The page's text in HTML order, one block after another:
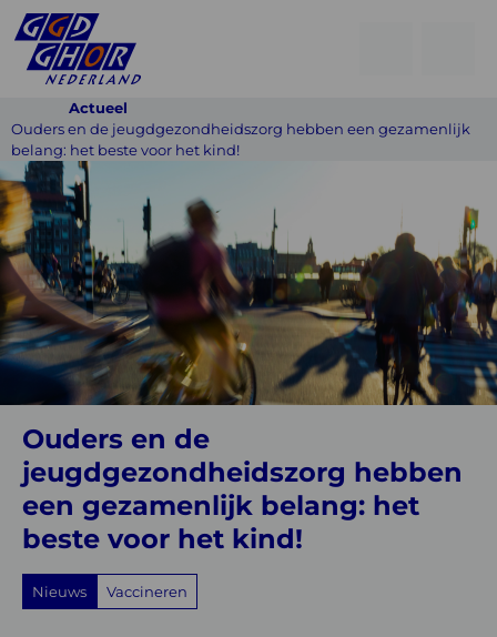
Actueel
Ouders en de jeugdgezondheidszorg hebben een gezamenlijk
belang: het beste voor het kind!
Ouders
en
de
jeugdgezondheidszorg
hebben
een
gezamenlijk
belang:
het
beste
voor
het
kind!
Ouders en de
jeugdgezondheidszorg hebben
een gezamenlijk belang: het
beste voor het kind!
Nieuws Vaccineren